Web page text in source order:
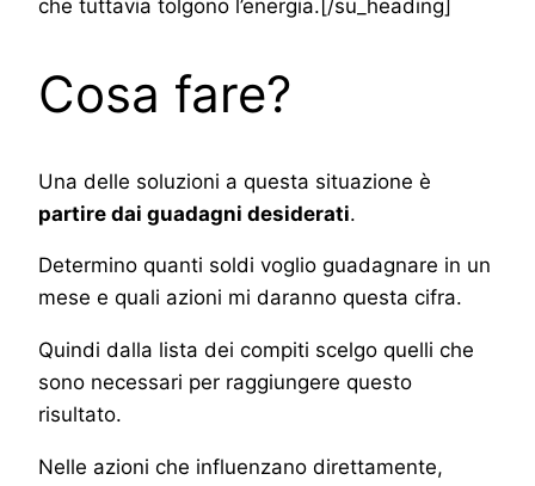
che tuttavia tolgono l’energia.[/su_heading]
Cosa fare?
Una delle soluzioni a questa situazione è
partire dai guadagni desiderati.
Determino quanti soldi voglio guadagnare in un
mese e quali azioni mi daranno questa cifra.
Quindi dalla lista dei compiti scelgo quelli che
sono necessari per raggiungere questo
risultato.
Nelle azioni che influenzano direttamente,